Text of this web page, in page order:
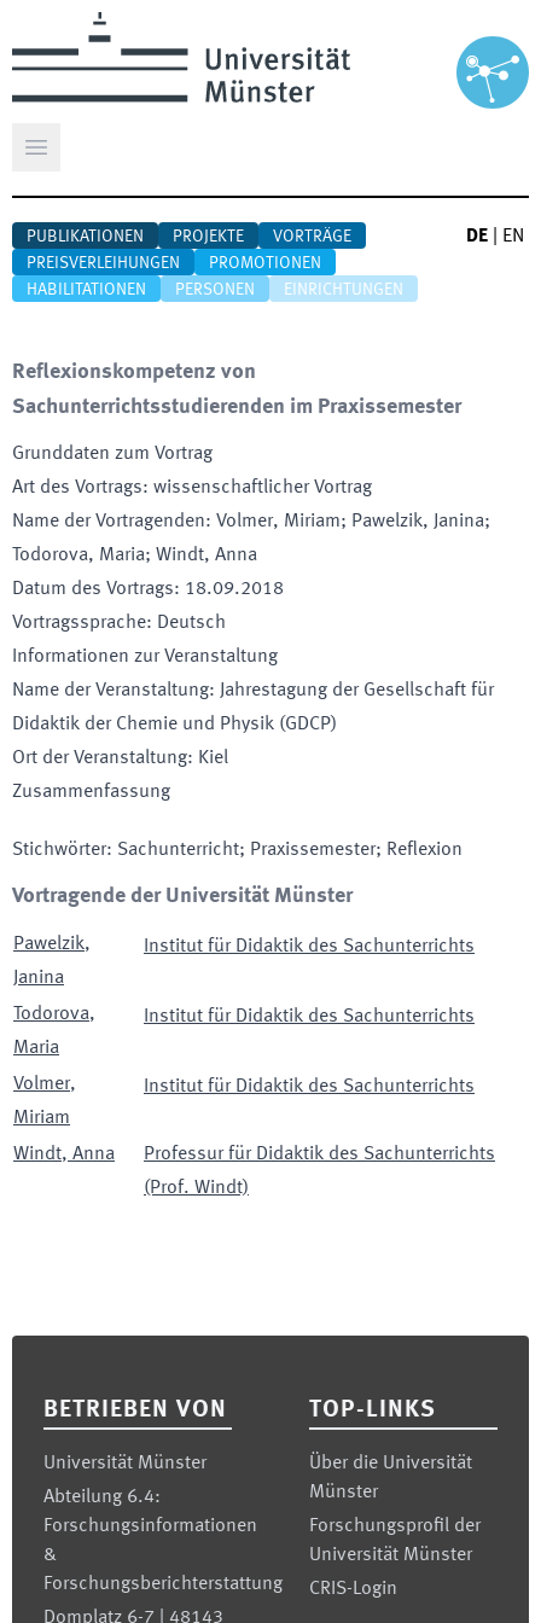
Hauptmenü öffnen
PUBLIKATIONEN PROJEKTE
VORTRÄGE
PREISVERLEIHUNGEN
PROMOTIONEN
HABILITATIONEN
PERSONEN EINRICHTUNGEN
DE EN
Reflexionskompetenz von
Sachunterrichtsstudierenden im Praxissemester
Grunddaten zum Vortrag
Art des Vortrags: wissenschaftlicher Vortrag
Name der Vortragenden: Volmer, Miriam; Pawelzik, Janina;
Todorova, Maria; Windt, Anna
Datum des Vortrags: 18.09.2018
Vortragssprache: Deutsch
Informationen zur Veranstaltung
Name der Veranstaltung:
Jahrestagung der Gesellschaft für
Didaktik der Chemie und Physik (GDCP)
Ort der Veranstaltung: Kiel
Zusammenfassung
Stichwörter: Sachunterricht; Praxissemester; Reflexion
Vortragende der Universität Münster
Pawelzik,
Janina
Institut für Didaktik des Sachunterrichts
Todorova,
Maria
Institut für Didaktik des Sachunterrichts
Volmer,
Miriam
Institut für Didaktik des Sachunterrichts
Windt, Anna
Professur für Didaktik des Sachunterrichts
(Prof. Windt)
BETRIEBEN VON
Universität Münster
Abteilung 6.4:
Forschungsinformationen
&
Forschungsberichterstattung
Domplatz 6-7 | 48143
TOP-LINKS
Über die Universität
Münster
Forschungsprofil der
Universität Münster
CRIS-Login